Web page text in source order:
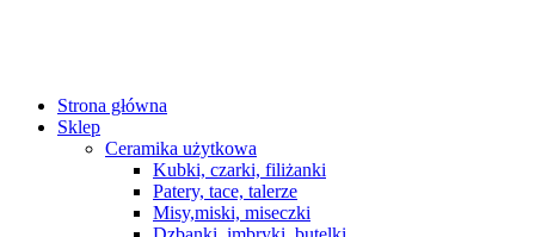
Strona główna
Sklep
Ceramika użytkowa
Kubki, czarki, filiżanki
Patery, tace, talerze
Misy,miski, miseczki